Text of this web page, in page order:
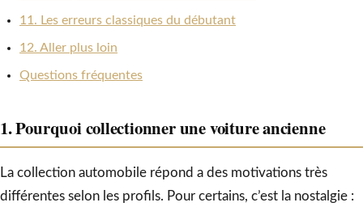
11. Les erreurs classiques du débutant
12. Aller plus loin
Questions fréquentes
1. Pourquoi collectionner une voiture ancienne
La collection automobile répond a des motivations très
différentes selon les profils. Pour certains, c’est la nostalgie :